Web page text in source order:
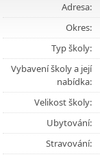
Adresa:
Okres:
Typ školy:
Vybavení školy a její
nabídka:
Velikost školy:
Ubytování:
Stravování: